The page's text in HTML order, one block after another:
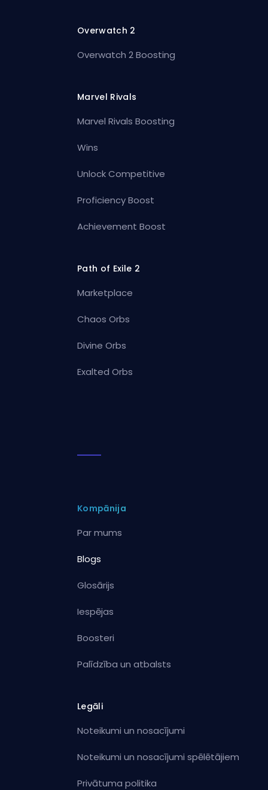
Overwatch 2
Overwatch 2 Boosting
Marvel Rivals
Marvel Rivals Boosting
Wins
Unlock Competitive
Proficiency Boost
Achievement Boost
Path of Exile 2
Marketplace
Chaos Orbs
Divine Orbs
Exalted Orbs
Kompānija
Par mums
Blogs
Glosārijs
Iespējas
Boosteri
Palīdzība un atbalsts
Legāli
Noteikumi un nosacījumi
Noteikumi un nosacījumi spēlētājiem
Privātuma politika